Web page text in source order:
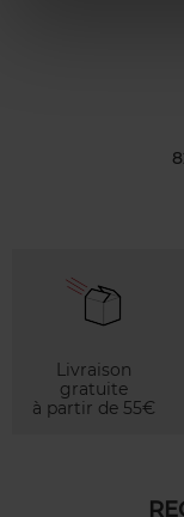
Livraison
gratuite
à partir de 55€